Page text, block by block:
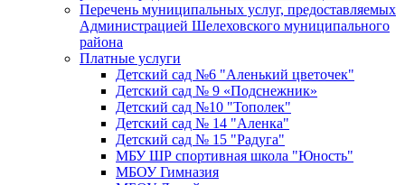
Перечень муниципальных услуг, предоставляемых
Администрацией Шелеховского муниципального
района
Платные услуги
Детский сад №6 "Аленький цветочек"
Детский сад № 9 «Подснежник»
Детский сад №10 "Тополек"
Детский сад № 14 "Аленка"
Детский сад № 15 "Радуга"
МБУ ШР спортивная школа "Юность"
МБОУ Гимназия